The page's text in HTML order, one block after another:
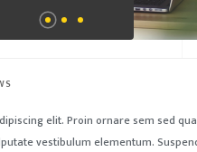
elit. Proin ornare sem sed
vestibulum elementum.